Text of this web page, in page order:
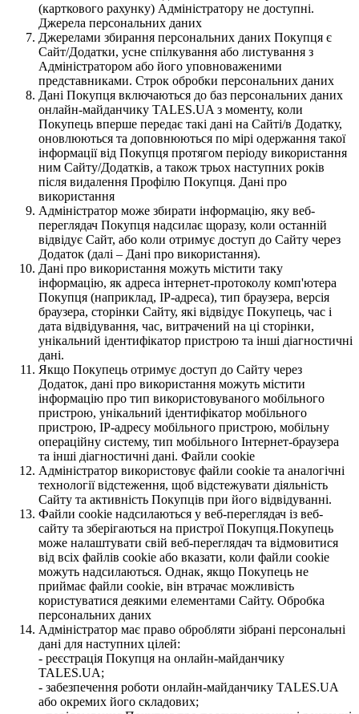
(карткового рахунку) Адміністратору не доступні.
Джерела персональних даних
Джерелами збирання персональних даних Покупця є
Сайт/Додатки, усне спілкування або листування з
Адміністратором або його уповноваженими
представниками. Строк обробки персональних даних
Дані Покупця включаються до баз персональних даних
онлайн-майданчику TALES.UA з моменту, коли
Покупець вперше передає такі дані на Сайті/в Додатку,
оновлюються та доповнюються по мірі одержання такої
інформації від Покупця протягом періоду використання
ним Сайту/Додатків, а також трьох наступних років
після видалення Профілю Покупця. Дані про
використання
Адміністратор може збирати інформацію, яку веб-
переглядач Покупця надсилає щоразу, коли останній
відвідує Сайт, або коли отримує доступ до Сайту через
Додаток (далі – Дані про використання).
Дані про використання можуть містити таку
інформацію, як адреса інтернет-протоколу комп'ютера
Покупця (наприклад, IP-адреса), тип браузера, версія
браузера, сторінки Сайту, які відвідує Покупець, час і
дата відвідування, час, витрачений на ці сторінки,
унікальний ідентифікатор пристрою та інші діагностичні
дані.
Якщо Покупець отримує доступ до Сайту через
Додаток, дані про використання можуть містити
інформацію про тип використовуваного мобільного
пристрою, унікальний ідентифікатор мобільного
пристрою, IP-адресу мобільного пристрою, мобільну
операційну систему, тип мобільного Інтернет-браузера
та інші діагностичні дані. Файли cookie
Адміністратор використовує файли cookie та аналогічні
технології відстеження, щоб відстежувати діяльність
Сайту та активність Покупців при його відвідуванні.
Файли cookie надсилаються у веб-переглядач із веб-
сайту та зберігаються на пристрої Покупця.Покупець
може налаштувати свій веб-переглядач та відмовитися
від всіх файлів cookie або вказати, коли файли cookie
можуть надсилаються. Однак, якщо Покупець не
приймає файли cookie, він втрачає можливість
користуватися деякими елементами Сайту. Обробка
персональних даних
Адміністратор має право обробляти зібрані персональні
дані для наступних цілей:
- реєстрація Покупця на онлайн-майданчику
TALES.UA;
- забезпечення роботи онлайн-майданчику TALES.UA
або окремих його складових;